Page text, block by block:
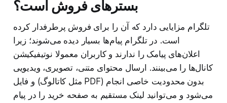
بسترهای فروش است؟
تلگرام مزایایی دارد که آن را برای فروش پرطرفدار کرده
است. در تلگرام پیام‌ها بسیار دیده می‌شوند؛ زیرا
اعلان‌های پیامک را ندارند و کاربران معمولا نوتیفیکیشن
کانال‌ها را می‌بینند. ارسال محتوای متنی، تصویری، ویدیویی
و فایل (مثل کاتالوگ PDF) بدون محدودیت خاصی انجام
می‌شود و می‌توانید لینک مستقیم به صفحه خرید را در پیام